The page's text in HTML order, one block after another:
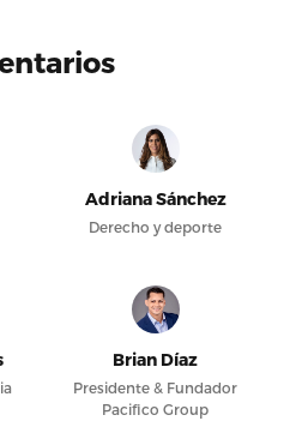
Adriana Sánchez
Derecho y deporte
Brian Díaz
Presidente & Fundador
Pacifico Group